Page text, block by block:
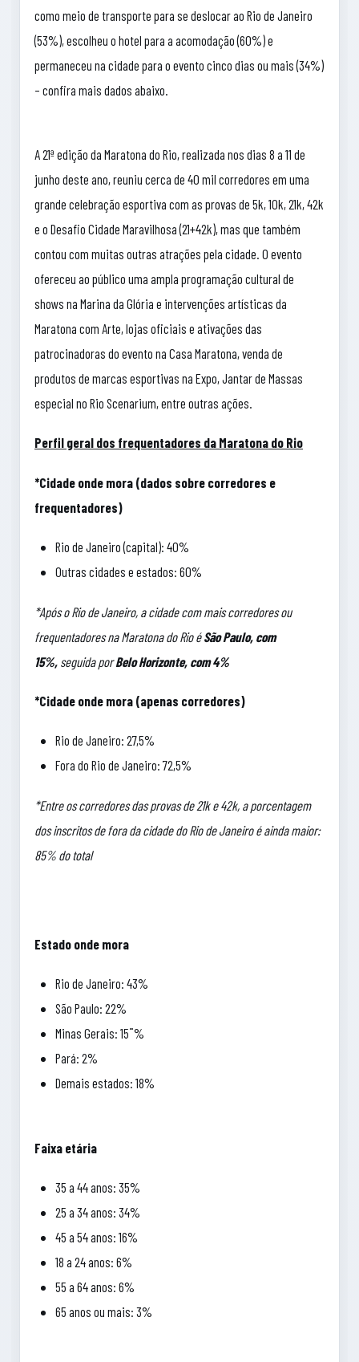
como meio de transporte para se deslocar ao Rio de Janeiro
(53%), escolheu o hotel para a acomodação (60%) e
permaneceu na cidade para o evento cinco dias ou mais (34%)
– confira mais dados abaixo.
A 21ª edição da Maratona do Rio, realizada nos dias 8 a 11 de
junho deste ano, reuniu cerca de 40 mil corredores em uma
grande celebração esportiva com as provas de 5k, 10k, 21k, 42k
e o Desafio Cidade Maravilhosa (21+42k), mas que também
contou com muitas outras atrações pela cidade. O evento
ofereceu ao público uma ampla programação cultural de
shows na Marina da Glória e intervenções artísticas da
Maratona com Arte, lojas oficiais e ativações das
patrocinadoras do evento na Casa Maratona, venda de
produtos de marcas esportivas na Expo, Jantar de Massas
especial no Rio Scenarium, entre outras ações.
Perfil geral dos frequentadores da Maratona do Rio
*Cidade onde mora (dados sobre corredores e
frequentadores)
Rio de Janeiro (capital): 40%
Outras cidades e estados: 60%
*Após o Rio de Janeiro, a cidade com mais corredores ou
frequentadores na Maratona do Rio éSão Paulo, com
15%, seguida porBelo Horizonte, com 4%
*Cidade onde mora (apenas corredores)
Rio de Janeiro: 27,5%
Fora do Rio de Janeiro: 72,5%
*Entre os corredores das provas de 21k e 42k, a porcentagem
dos inscritos de fora da cidade do Rio de Janeiro é ainda maior:
85% do total
Estado onde mora
Rio de Janeiro: 43%
São Paulo: 22%
Minas Gerais: 15¨%
Pará: 2%
Demais estados: 18%
Faixa etária
35 a 44 anos: 35%
25 a 34 anos: 34%
45 a 54 anos: 16%
18 a 24 anos: 6%
55 a 64 anos: 6%
65 anos ou mais: 3%